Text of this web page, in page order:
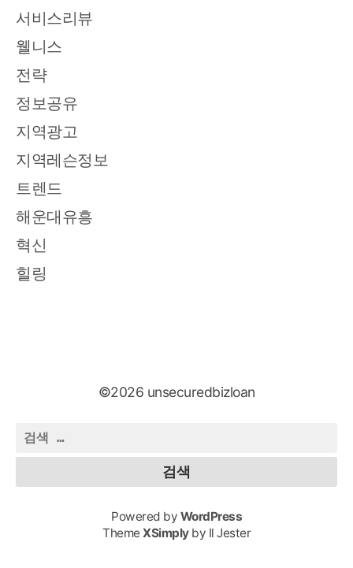
서비스리뷰
웰니스
전략
정보공유
지역광고
지역레슨정보
트렌드
해운대유흥
혁신
힐링
©2026 unsecuredbizloan
검
색:
Powered by WordPress
Theme XSimplyby Il Jester